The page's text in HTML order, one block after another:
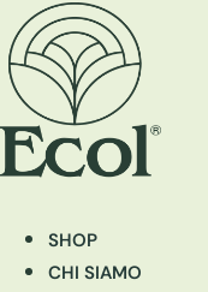
SHOP
CHI SIAMO